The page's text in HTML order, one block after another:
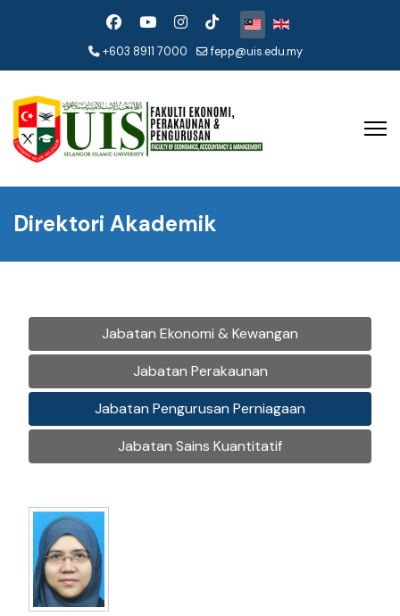
Pilih bahasa anda
+603 8911 7000 fepp@uis.edu.my
Direktori Akademik
Jabatan Ekonomi & Kewangan
Jabatan Perakaunan
Jabatan Pengurusan Perniagaan
Jabatan Sains Kuantitatif